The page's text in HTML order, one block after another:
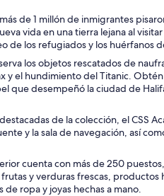
de 1 millón de inmigrantes
vida en una tierra lejana al
de los refugiados y los huérfanos
los objetos rescatados de
y el hundimiento del Titanic.
que desempeñó la ciudad de
de la colección, el CSS
y la sala de navegación, así
cuenta con más de 250
y verduras frescas, productos
ropa y joyas hechas a mano.